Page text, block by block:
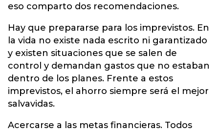
eso comparto dos recomendaciones.
Hay que prepararse para los imprevistos. En
la vida no existe nada escrito ni garantizado
y existen situaciones que se salen de
control y demandan gastos que no estaban
dentro de los planes. Frente a estos
imprevistos, el ahorro siempre será el mejor
salvavidas.
Acercarse a las metas financieras. Todos